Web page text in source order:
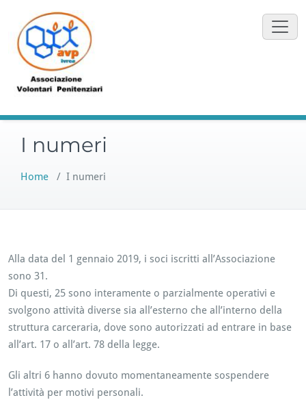
contenuto
I numeri
Home / I numeri
Alla data del 1 gennaio 2019, i soci iscritti all’Associazione
sono 31.
Di questi, 25 sono interamente o parzialmente operativi e
svolgono attività diverse sia all’esterno che all’interno della
struttura carceraria, dove sono autorizzati ad entrare in base
all’art. 17 o all’art. 78 della legge.
Gli altri 6 hanno dovuto momentaneamente sospendere
l’attività per motivi personali.